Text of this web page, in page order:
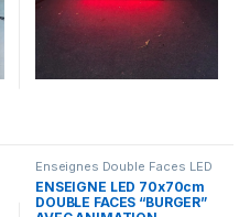
Enseignes Double Faces LED
ENSEIGNE LED 70x70cm
DOUBLE FACES “BURGER”